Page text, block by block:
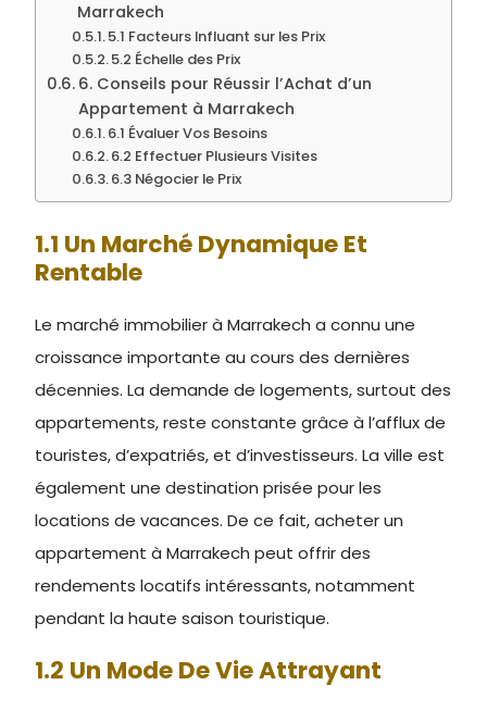
Marrakech
5.1 Facteurs Influant sur les Prix
5.2 Échelle des Prix
6. Conseils pour Réussir l’Achat d’un
Appartement à Marrakech
6.1 Évaluer Vos Besoins
6.2 Effectuer Plusieurs Visites
6.3 Négocier le Prix
1.1 Un Marché Dynamique Et
Rentable
Le marché immobilier à Marrakech a connu une
croissance importante au cours des dernières
décennies. La demande de logements, surtout des
appartements, reste constante grâce à l’afflux de
touristes, d’expatriés, et d’investisseurs. La ville est
également une destination prisée pour les
locations de vacances. De ce fait, acheter un
appartement à Marrakech peut offrir des
rendements locatifs intéressants, notamment
pendant la haute saison touristique.
1.2 Un Mode De Vie Attrayant